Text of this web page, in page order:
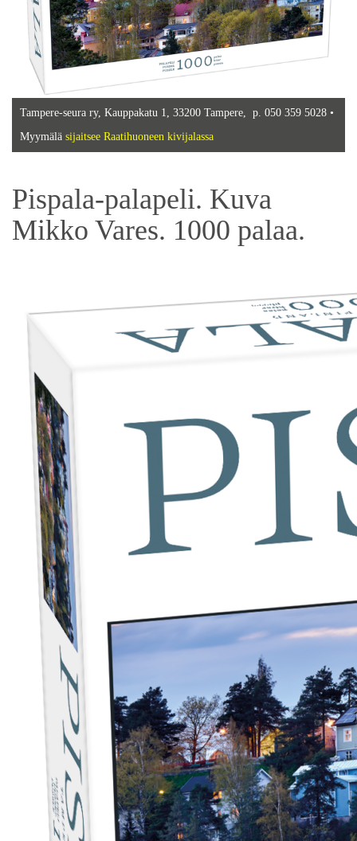
Tampere-seura ry, Kauppakatu 1, 33200 Tampere, p. 050 359 5028 •
Myymälä sijaitsee Raatihuoneen kivijalassa
Pispala-palapeli. Kuva
Mikko Vares. 1000 palaa.